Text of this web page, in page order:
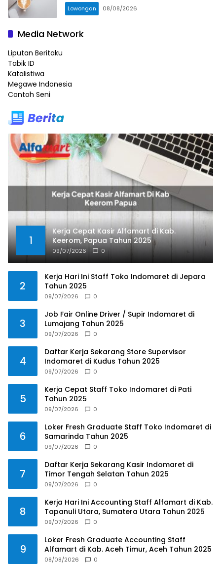
Lowongan 08/08/2026
Media Network
Liputan Beritaku
Tabik ID
Katalistiwa
Megawe Indonesia
Contoh Seni
1
Kerja Cepat Kasir Alfamart di Kab.
Keerom, Papua Tahun 2025
09/07/2026 0
2
Kerja Hari Ini Staff Toko Indomaret di Jepara
Tahun 2025
09/07/2026 0
3
Job Fair Online Driver / Supir Indomaret di
Lumajang Tahun 2025
09/07/2026 0
4
Daftar Kerja Sekarang Store Supervisor
Indomaret di Kudus Tahun 2025
09/07/2026 0
5
Kerja Cepat Staff Toko Indomaret di Pati
Tahun 2025
09/07/2026 0
6
Loker Fresh Graduate Staff Toko Indomaret di
Samarinda Tahun 2025
09/07/2026 0
7
Daftar Kerja Sekarang Kasir Indomaret di
Timor Tengah Selatan Tahun 2025
09/07/2026 0
8
Kerja Hari Ini Accounting Staff Alfamart di Kab.
Tapanuli Utara, Sumatera Utara Tahun 2025
09/07/2026 0
9
Loker Fresh Graduate Accounting Staff
Alfamart di Kab. Aceh Timur, Aceh Tahun 2025
08/08/2026 0